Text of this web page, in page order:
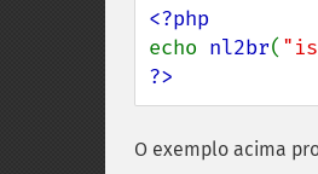
echo nl2br(
?>
O exemplo acima